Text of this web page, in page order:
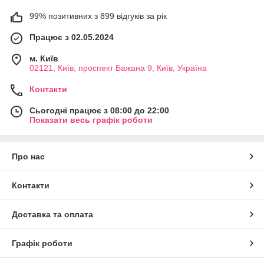
99% позитивних з 899 відгуків за рік
Працює з 02.05.2024
м. Київ
02121, Київ, проспект Бажана 9, Київ, Україна
Контакти
Сьогодні працює з 08:00 до 22:00
Показати весь графік роботи
Про нас
Контакти
Доставка та оплата
Графік роботи